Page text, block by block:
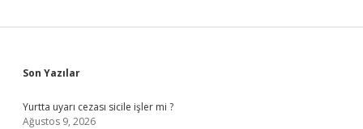
Sidebar
Son Yazılar
Yurtta uyarı cezası sicile işler mi ?
Ağustos 9, 2026